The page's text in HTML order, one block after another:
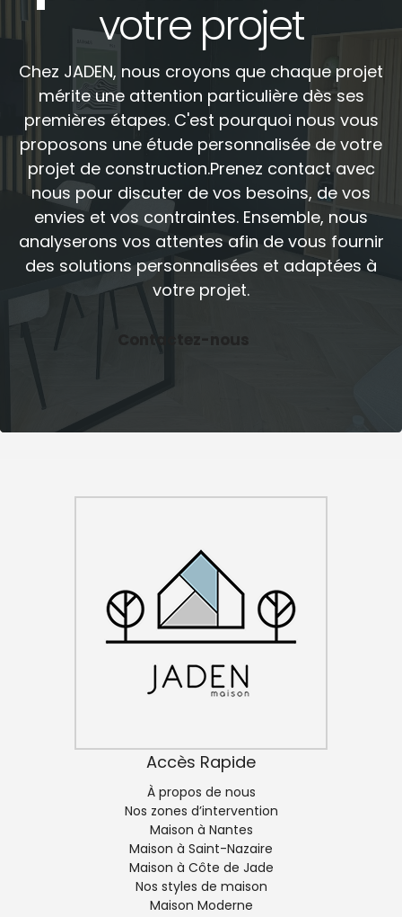
votre projet
Chez JADEN, nous croyons que chaque projet
mérite une attention particulière dès ses
premières étapes. C'est pourquoi nous vous
proposons une étude personnalisée de votre
projet de construction.Prenez contact avec
nous pour discuter de vos besoins, de vos
envies et vos contraintes. Ensemble, nous
analyserons vos attentes afin de vous fournir
des solutions personnalisées et adaptées à
votre projet.
Contactez-nous
Accès Rapide
À propos de nous
Nos zones d’intervention
Maison à Nantes
Maison à Saint-Nazaire
Maison à Côte de Jade
Nos styles de maison
Maison Moderne